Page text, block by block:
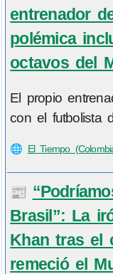
entrenador
polémica
octavos del
El propio
con el futbolista
🌐 El Tiempo
📰
Brasil”: La
Khan tras el
remeció el